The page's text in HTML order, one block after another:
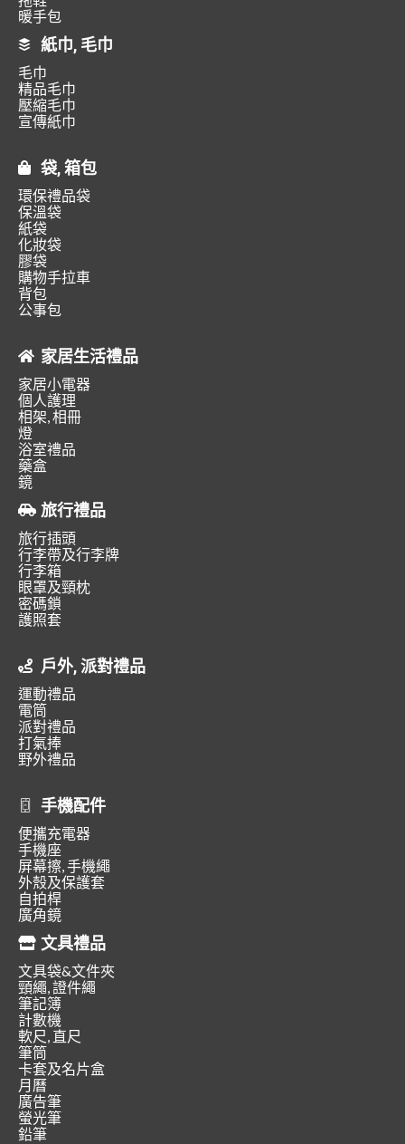
暖手包
紙巾, 毛巾
毛巾
精品毛巾
壓縮毛巾
宣傳紙巾
袋, 箱包
環保禮品袋
保溫袋
紙袋
化妝袋
膠袋
購物手拉車
背包
公事包
家居生活禮品
家居小電器
個人護理
相架, 相冊
燈
浴室禮品
藥盒
鏡
旅行禮品
旅行插頭
行李帶及行李牌
行李箱
眼罩及頸枕
密碼鎖
護照套
戶外, 派對禮品
運動禮品
電筒
派對禮品
打氣捧
野外禮品
手機配件
便攜充電器
手機座
屏幕擦, 手機繩
外殼及保護套
自拍桿
廣角鏡
文具禮品
文具袋&文件夾
頸繩, 證件繩
筆記簿
計數機
軟尺, 直尺
筆筒
卡套及名片盒
月曆
廣告筆
螢光筆
鉛筆